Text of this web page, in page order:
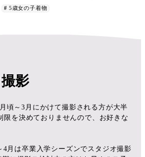
5歳女の子着物
影
頃～3月にかけて撮影される方が大半
限を決めておりませんので、お好きな
月は卒業入学シーズンでスタジオ撮影